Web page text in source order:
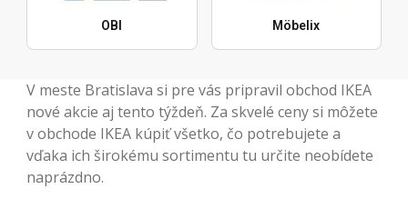
OBI Möbelix
V meste Bratislava si pre vás pripravil obchod IKEA
nové akcie aj tento týždeň. Za skvelé ceny si môžete
v obchode IKEA kúpiť všetko, čo potrebujete a
vďaka ich širokému sortimentu tu určite neobídete
naprázdno.